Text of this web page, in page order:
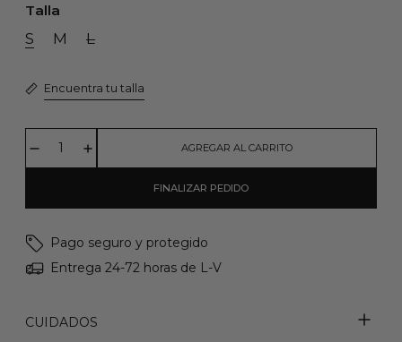
Talla
S M L
Encuentra tu talla
AGREGAR AL CARRITO
FINALIZAR PEDIDO
Pago seguro y protegido
Entrega 24-72 horas de L-V
CUIDADOS